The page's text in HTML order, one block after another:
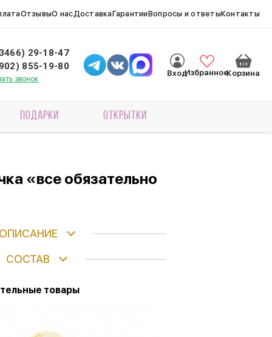
ОтзывыО насДоставкаГарантииВопросы и ответыКонтакты
29-18-47
855-19-80
звонок
ВходИзбранноеКорзина
ПОДАРКИ ОТКРЫТКИ
«все обязательно
ОПИСАНИЕ
СОСТАВ
товары